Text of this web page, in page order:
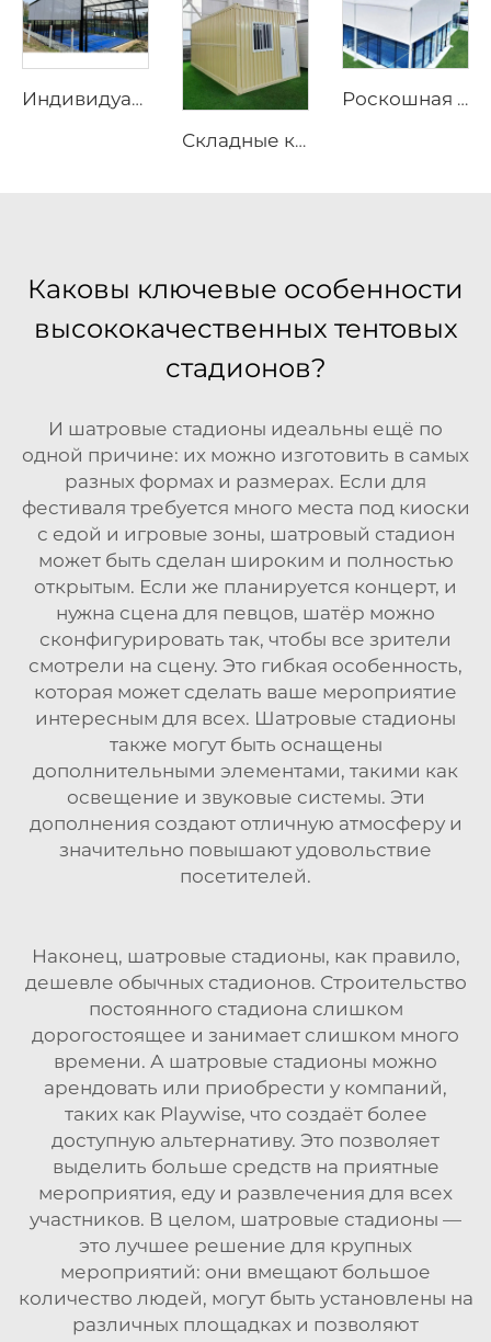
Индивидуальный модульный открытый падел-теннисный корт с крышей | Портативное дождезащитное сооружение для падел-тенниса для роскошных курортов и спортивных центров
Складные контейнерные решения длиной 20 футов | Модульный прочный металлический дом для строительных офисов и промышленных складских проектов
Роскошная панорамная алюминиевая крыша для площадки для падела | Индивидуальный модульный наружный спортивный навес для проектов премиальных теннисных клубов
Каковы ключевые особенности
высококачественных тентовых
стадионов?
И шатровые стадионы идеальны ещё по
одной причине: их можно изготовить в самых
разных формах и размерах. Если для
фестиваля требуется много места под киоски
с едой и игровые зоны, шатровый стадион
может быть сделан широким и полностью
открытым. Если же планируется концерт, и
нужна сцена для певцов, шатёр можно
сконфигурировать так, чтобы все зрители
смотрели на сцену. Это гибкая особенность,
которая может сделать ваше мероприятие
интересным для всех. Шатровые стадионы
также могут быть оснащены
дополнительными элементами, такими как
освещение и звуковые системы. Эти
дополнения создают отличную атмосферу и
значительно повышают удовольствие
посетителей.
Наконец, шатровые стадионы, как правило,
дешевле обычных стадионов. Строительство
постоянного стадиона слишком
дорогостоящее и занимает слишком много
времени. А шатровые стадионы можно
арендовать или приобрести у компаний,
таких как Playwise, что создаёт более
доступную альтернативу. Это позволяет
выделить больше средств на приятные
мероприятия, еду и развлечения для всех
участников. В целом, шатровые стадионы —
это лучшее решение для крупных
мероприятий: они вмещают большое
количество людей, могут быть установлены на
различных площадках и позволяют